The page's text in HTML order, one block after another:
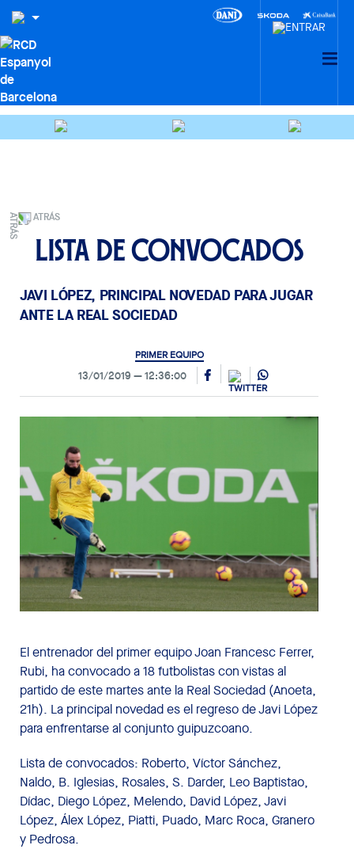
ATRÁS
Lista de convocados
JAVI LÓPEZ, PRINCIPAL NOVEDAD PARA JUGAR
ANTE LA REAL SOCIEDAD
PRIMER EQUIPO
13/01/2019 12:36:00
El entrenador del primer equipo Joan Francesc Ferrer,
Rubi, ha convocado a 18 futbolistas con vistas al
partido de este martes ante la Real Sociedad (Anoeta,
21h). La principal novedad es el regreso de Javi López
para enfrentarse al conjunto guipuzcoano.
Lista de convocados: Roberto, Víctor Sánchez,
Naldo, B. Iglesias, Rosales, S. Darder, Leo Baptistao,
Dídac, Diego López, Melendo, David López, Javi
López, Álex López, Piatti, Puado, Marc Roca, Granero
y Pedrosa.